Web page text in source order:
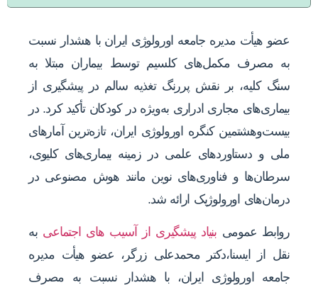
عضو هیأت مدیره جامعه اورولوژی ایران با هشدار نسبت
به مصرف مکمل‌های کلسیم توسط بیماران مبتلا به
سنگ کلیه، بر نقش پررنگ تغذیه سالم در پیشگیری از
بیماری‌های مجاری ادراری به‌ویژه در کودکان تأکید کرد. در
بیست‌وهشتمین کنگره اورولوژی ایران، تازه‌ترین آمارهای
ملی و دستاوردهای علمی در زمینه بیماری‌های کلیوی،
سرطان‌ها و فناوری‌های نوین مانند هوش مصنوعی در
درمان‌های اورولوژیک ارائه شد.
روابط عمومی بنیاد پیشگیری از آسیب های اجتماعی به
نقل از ایسنا،دکتر محمدعلی زرگر، عضو هیأت مدیره
جامعه اورولوژی ایران، با هشدار نسبت به مصرف